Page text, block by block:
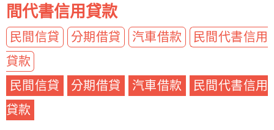
間代書信用貸款
民間信貸 分期借貸 汽車借款
民間代書信用
貸款
民間信貸
分期借貸 汽車借款
民間代書信用
貸款